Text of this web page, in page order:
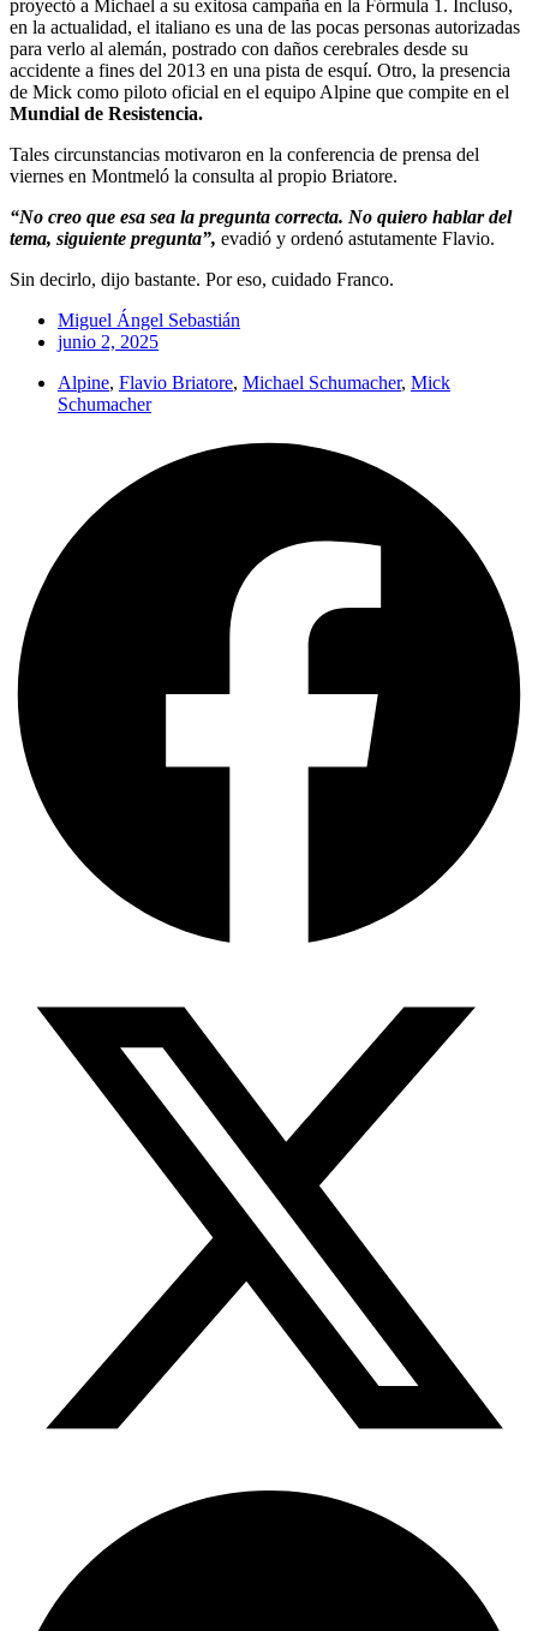
proyectó a Michael a su exitosa campaña en la Fórmula 1. Incluso,
en la actualidad, el italiano es una de las pocas personas autorizadas
para verlo al alemán, postrado con daños cerebrales desde su
accidente a fines del 2013 en una pista de esquí. Otro, la presencia
de Mick como piloto oficial en el equipo Alpine que compite en el
Mundial de Resistencia.
Tales circunstancias motivaron en la conferencia de prensa del
viernes en Montmeló la consulta al propio Briatore.
“No creo que esa sea la pregunta correcta. No quiero hablar del
tema, siguiente pregunta”, evadió y ordenó astutamente Flavio.
Sin decirlo, dijo bastante. Por eso, cuidado Franco.
Miguel Ángel Sebastián
junio 2, 2025
Alpine, Flavio Briatore, Michael Schumacher, Mick
Schumacher